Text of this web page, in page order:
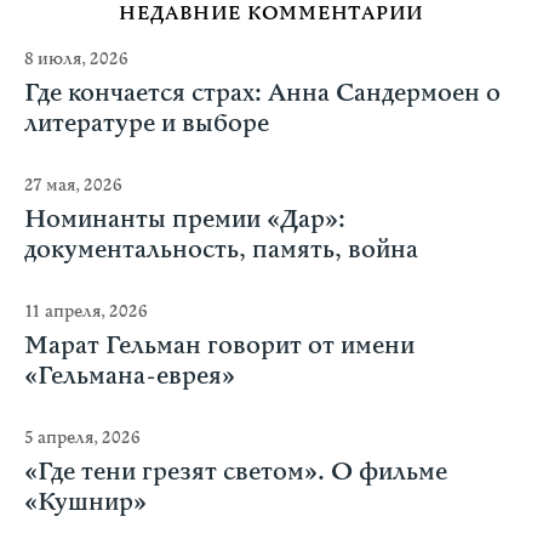
НЕДАВНИЕ КОММЕНТАРИИ
8 июля, 2026
Где кончается страх: Анна Сандермоен о
литературе и выборе
27 мая, 2026
Номинанты премии «Дар»:
документальность, память, война
11 апреля, 2026
Марат Гельман говорит от имени
«Гельмана-еврея»
5 апреля, 2026
«Где тени грезят светом». О фильме
«Кушнир»